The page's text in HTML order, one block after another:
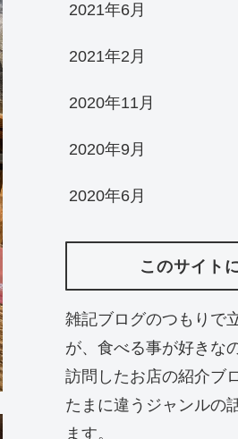
2021年6月
2021年2月
2020年11月
2020年9月
2020年6月
このサイト
雑記ブログのつもりで
が、食べる事が好きな
訪問したお店の紹介ブ
たまに違うジャンルの
ます。